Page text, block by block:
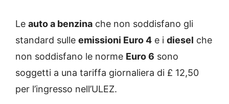
Le auto a benzina che non soddisfano gli
standard sulle emissioni Euro 4 e i diesel che
non soddisfano le norme Euro 6 sono
soggetti a una tariffa giornaliera di £ 12,50
per l’ingresso nell’ULEZ.